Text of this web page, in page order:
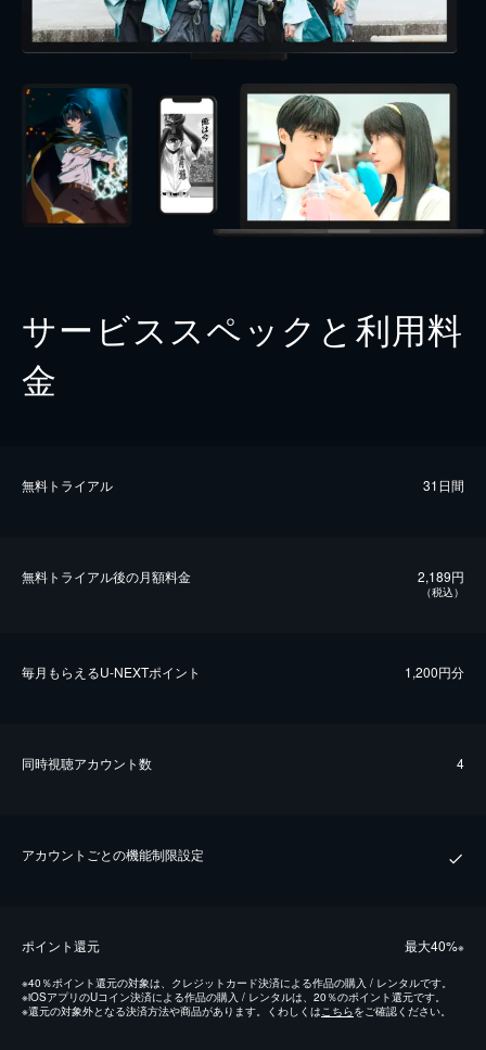
サービススペックと利用料
金
無料トライアル 31日間
無料トライアル後の⽉額料金 2,189円
（税込）
毎⽉もらえるU-NEXTポイント 1,200円分
同時視聴アカウント数 4
アカウントごとの機能制限設定
ポイント還元 最⼤40%※
※40％ポイント還元の対象は、クレジットカード決済による作品の購入 / レンタルです。
※iOSアプリのUコイン決済による作品の購入 / レンタルは、20％のポイント還元です。
※還元の対象外となる決済方法や商品があります。くわしくはこちらをご確認ください。